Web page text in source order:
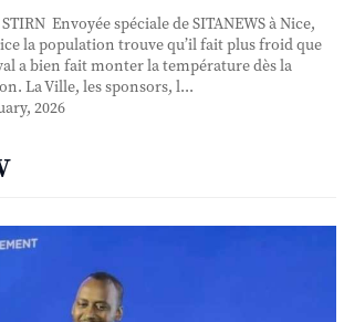
Envoyée spéciale de SITANEWS à Nice,
la population trouve qu’il fait plus froid que
a bien fait monter la température dès la
La Ville, les sponsors, l...
2026